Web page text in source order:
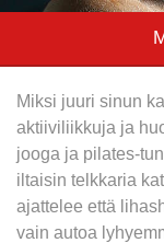
Miksi juuri sinun
aktiiviliikkuja ja
jooga ja pilates-
iltaisin telkkaria
ajattelee että
vain autoa